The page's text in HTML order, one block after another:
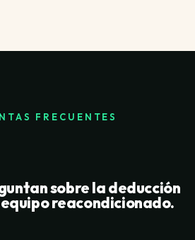
FRECUENTES
sobre la deducción
reacondicionado.